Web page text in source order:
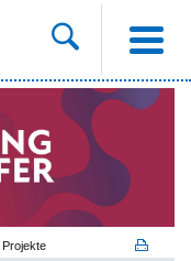
Projekte